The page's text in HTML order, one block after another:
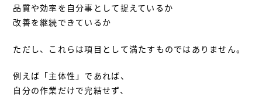
品質や効率を自分事として捉えているか
改善を継続できているか
ただし、これらは項目として満たすものではありません。
例えば「主体性」であれば、
自分の作業だけで完結せず、